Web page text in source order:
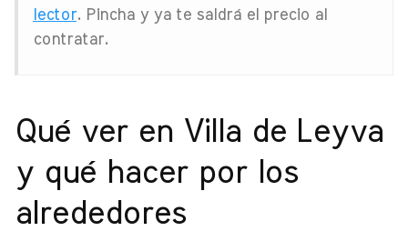
lector. Pincha y ya te saldrá el precio al
contratar.
Qué ver en Villa de Leyva
y qué hacer por los
alrededores